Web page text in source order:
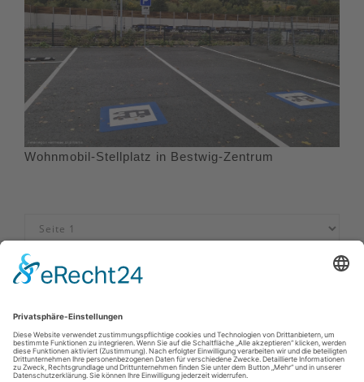
Wohnmobil-Stellplatz in Bestwig-Zentrum
Impressum|Datenschutzerklärung|Barrierefreiheitserklärung|
Kontakt